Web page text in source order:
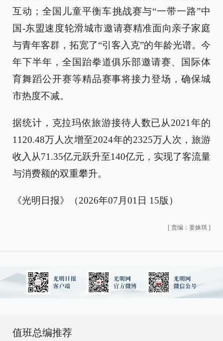
互动；全国儿童平衡车挑战赛与“一带一路”中
国-东盟速度轮滑城市邀请赛精准面向亲子家庭
与青年客群，拓宽了“引客入克”的年龄光谱。今
年下半年，全国跆拳道俱乐部邀请赛、国际体
育舞蹈公开赛等精品赛事将接力登场，确保城
市热度不减。
据统计，克拉玛依旅游接待人数已从2021年的
1120.48万人次增至2024年的2325万人次，旅游
收入从71.35亿元跃升至140亿元，实现了客流量
与消费额的双重攀升。
《光明日报》（2026年07月01日 15版）
[ 责编：姜姝琪 ]
值班总编推荐